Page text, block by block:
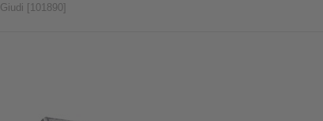
Giudi [101890]